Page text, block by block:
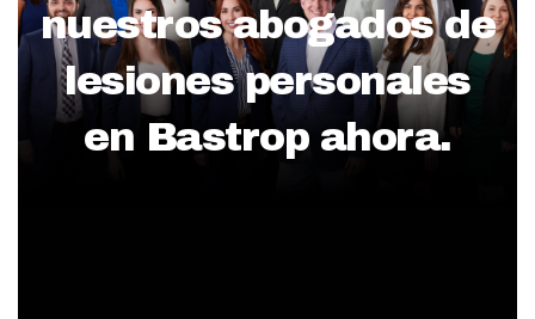
nuestros abogados de
lesiones personales
en Bastrop ahora.